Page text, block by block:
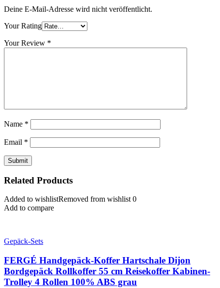
Deine E-Mail-Adresse wird nicht veröffentlicht.
Your Rating
Your Review *
Name *
Email *
Related Products
Added to wishlistRemoved from wishlist 0
Add to compare
Gepäck-Sets
FERGÉ Handgepäck-Koffer Hartschale Dijon
Bordgepäck Rollkoffer 55 cm Reisekoffer Kabinen-
Trolley 4 Rollen 100% ABS grau